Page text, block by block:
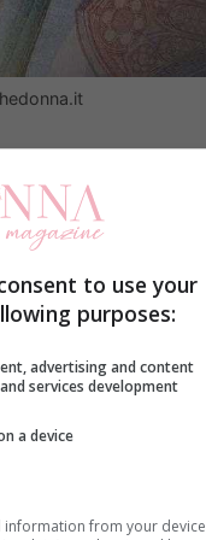
anni di contributi,
nei dettagli, va
elementi: l’età
funziona senza
di
to use your
purposes:
advertising and content
services development
a device
from your device